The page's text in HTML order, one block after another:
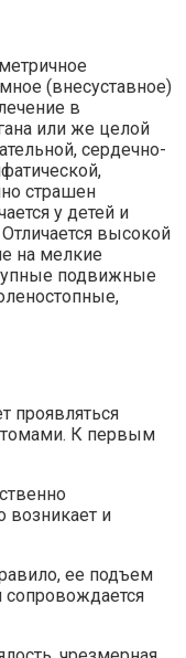
(внесуставное)
в
или же целой
сердечно-
страшен
у детей и
высокой
на мелкие
подвижные
проявляться
К первым
возникает и
ее подъем
сопровождается